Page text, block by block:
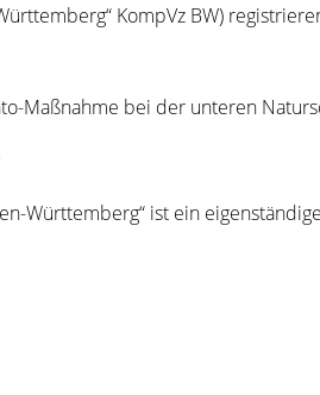
KompVz BW)
Maßnahme bei der unteren
Württemberg“ ist ein